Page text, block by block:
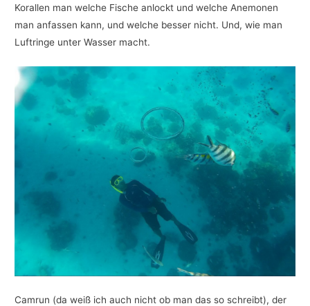
Korallen man welche Fische anlockt und welche Anemonen
man anfassen kann, und welche besser nicht. Und, wie man
Luftringe unter Wasser macht.
Camrun (da weiß ich auch nicht ob man das so schreibt), der